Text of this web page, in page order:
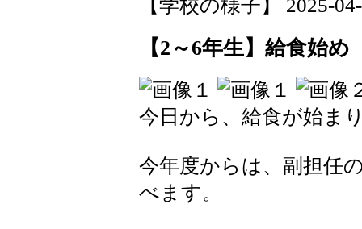
【学校の様子】 2025-
【2～6年生】給食始め
今日から、給食が始ま
今年度からは、副担任
べます。